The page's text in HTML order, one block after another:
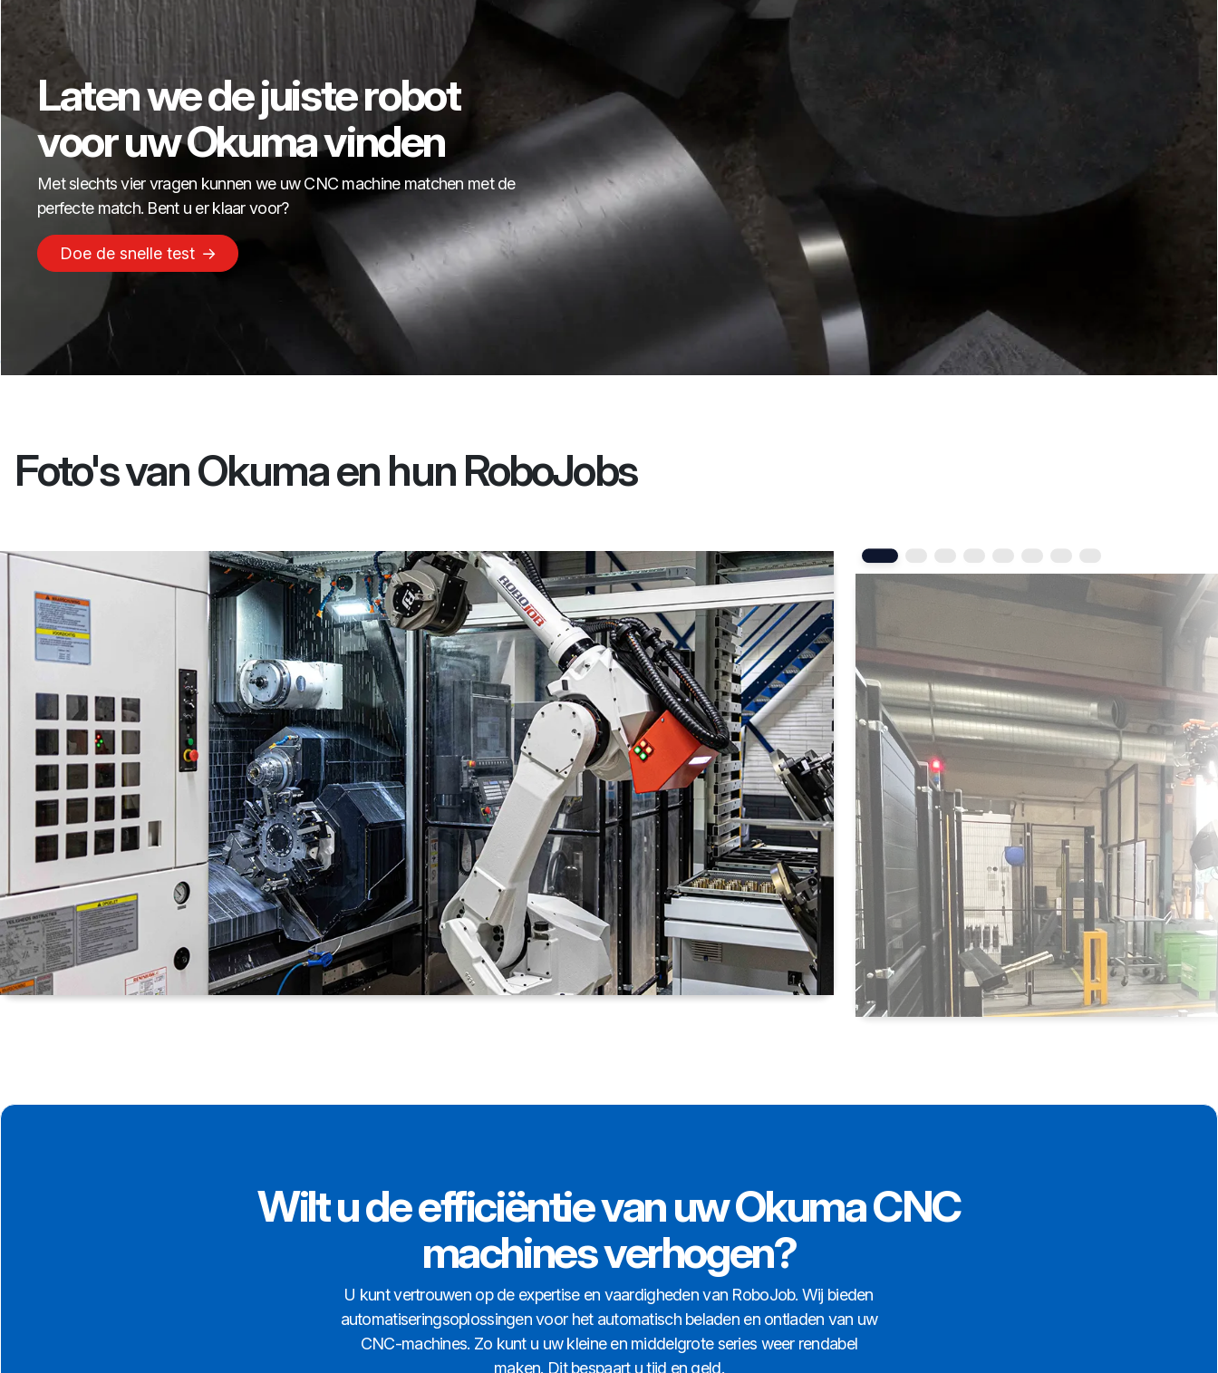
Laten we de juiste robot
voor uw Okuma vinden
Met slechts vier vragen kunnen we uw CNC machine matchen met de
perfecte match. Bent u er klaar voor?
Doe de snelle test
Foto's van Okuma en hun RoboJobs
Wilt u de efficiëntie van uw Okuma CNC
machines verhogen?
U kunt vertrouwen op de expertise en vaardigheden van RoboJob. Wij bieden
automatiseringsoplossingen voor het automatisch beladen en ontladen van uw
CNC-machines. Zo kunt u uw kleine en middelgrote series weer rendabel
maken. Dit bespaart u tijd en geld.